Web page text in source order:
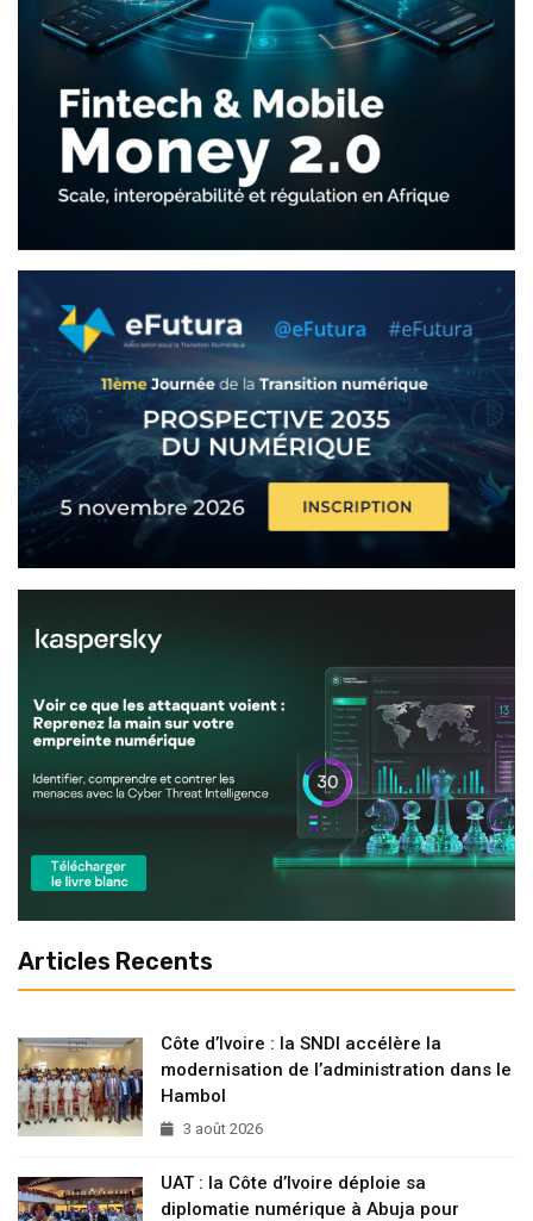
Articles Recents
Côte d’Ivoire : la SNDI accélère la
modernisation de l’administration dans le
Hambol
3 août 2026
UAT : la Côte d’Ivoire déploie sa
diplomatie numérique à Abuja pour